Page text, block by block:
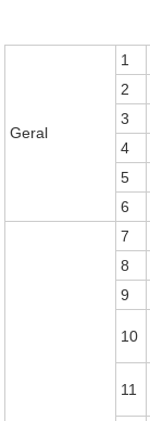
Geral
1
2
3
4
5
6
7
8
9
10
11